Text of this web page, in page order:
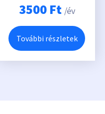
3500 Ft /év
További részletek